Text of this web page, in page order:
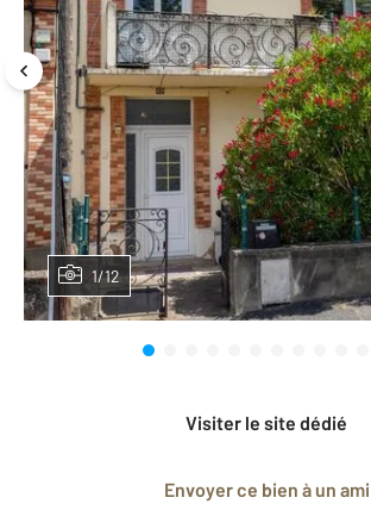
1/12
Visiter le site dédié
Envoyer ce bien à un ami